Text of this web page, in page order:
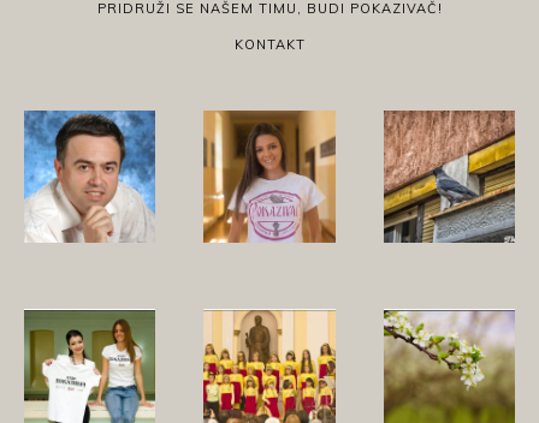
PRIDRUŽI SE NAŠEM TIMU, BUDI POKAZIVAČ!
KONTAKT